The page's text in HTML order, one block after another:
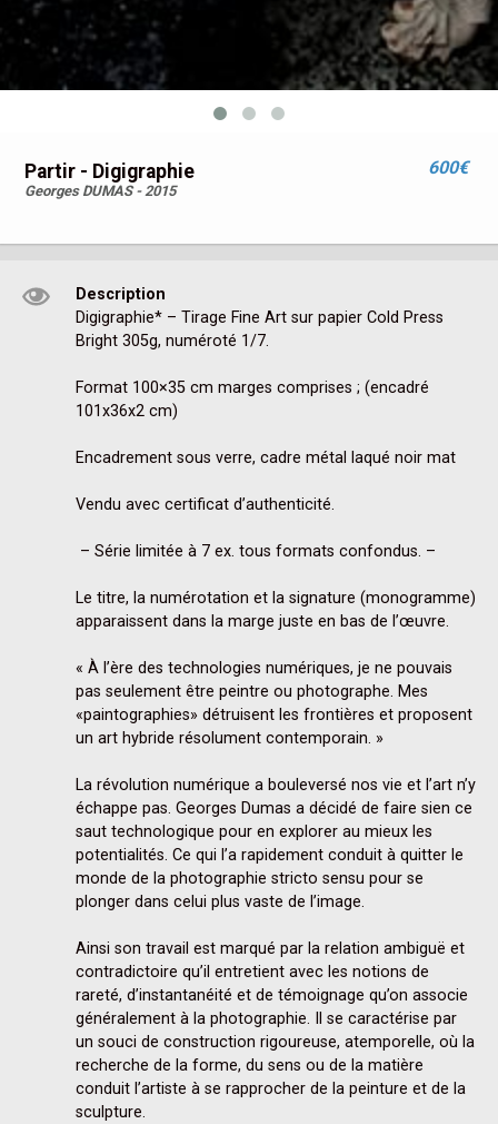
Partir - Digigraphie
Georges DUMAS - 2015
600€
Description
Digigraphie* – Tirage Fine Art sur papier Cold Press
Bright 305g, numéroté 1/7.
Format 100×35 cm marges comprises ; (encadré
101x36x2 cm)
Encadrement sous verre, cadre métal laqué noir mat
Vendu avec certificat d’authenticité.
Le titre, la numérotation et la signature (monogramme)
apparaissent dans la marge juste en bas de l’œuvre.
« À l’ère des technologies numériques, je ne pouvais
pas seulement être peintre ou photographe. Mes
«paintographies» détruisent les frontières et proposent
un art hybride résolument contemporain. »
La révolution numérique a bouleversé nos vie et l’art n’y
échappe pas. Georges Dumas a décidé de faire sien ce
saut technologique pour en explorer au mieux les
potentialités. Ce qui l’a rapidement conduit à quitter le
monde de la photographie stricto sensu pour se
plonger dans celui plus vaste de l’image.
Ainsi son travail est marqué par la relation ambiguë et
contradictoire qu’il entretient avec les notions de
rareté, d’instantanéité et de témoignage qu’on associe
généralement à la photographie. Il se caractérise par
un souci de construction rigoureuse, atemporelle, où la
recherche de la forme, du sens ou de la matière
conduit l’artiste à se rapprocher de la peinture et de la
sculpture.